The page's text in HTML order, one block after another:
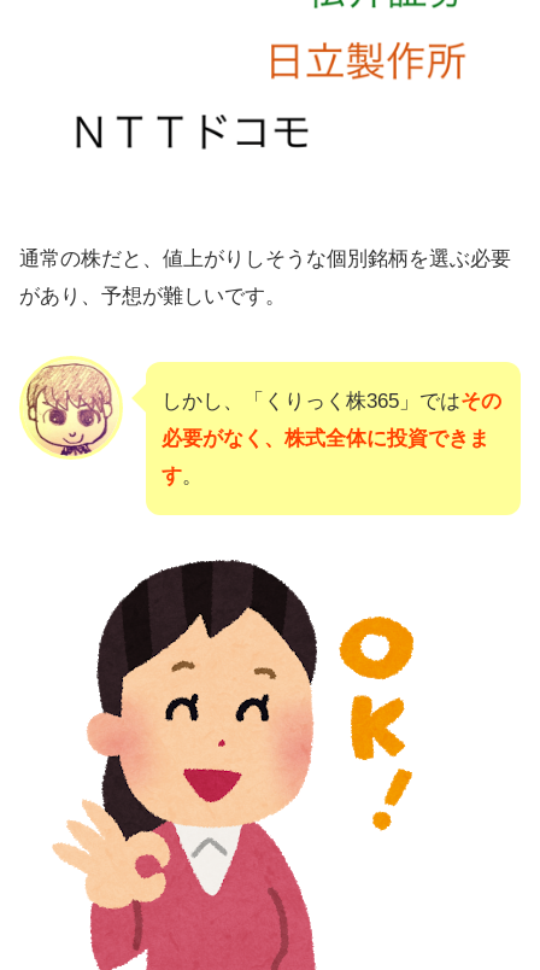
通常の株だと、値上がりしそうな個別銘柄を選ぶ必要
があり、予想が難しいです。
しかし、「くりっく株365」ではその
必要がなく、株式全体に投資できま
す。